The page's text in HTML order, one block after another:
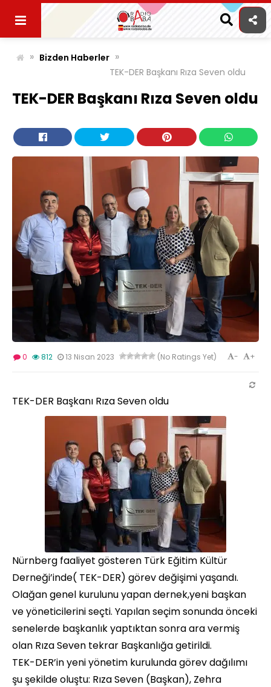
content
» Bizden Haberler »
TEK-DER Başkanı Rıza Seven oldu
TEK-DER Başkanı Rıza Seven oldu
0 812 13 Nisan 2023 (No Ratings Yet) +
-
TEK-DER Başkanı Rıza Seven oldu
Nürnberg faaliyet gösteren Türk Eğitim Kültür
Derneği’inde( TEK-DER) görev değişimi yaşandı.
Olağan genel kurulunu yapan dernek,yeni başkan
ve yöneticilerini seçti. Yapılan seçim sonunda önceki
senelerde başkanlık yaptıktan sonra ara vermiş
olan Rıza Seven tekrar Başkanlığa getirildi.
TEK-DER’in yeni yönetim kurulunda görev dağılımı
şu şekilde oluştu: Rıza Seven (Başkan), Zehra